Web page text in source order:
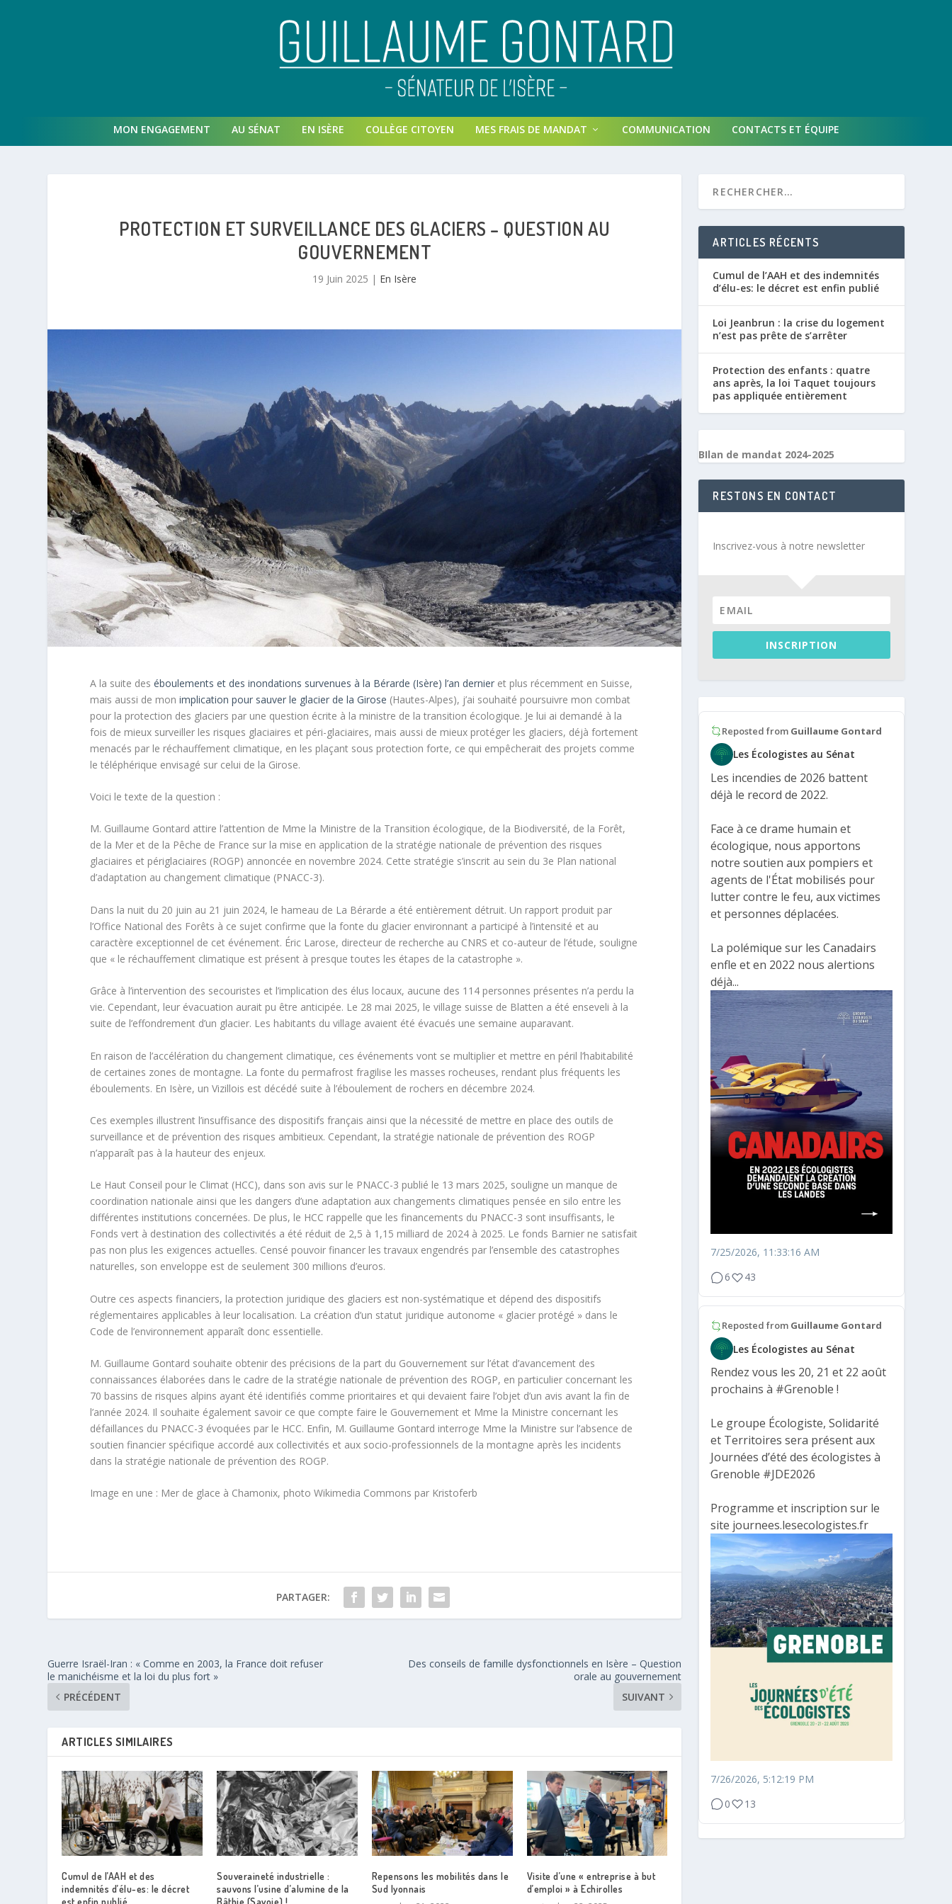
MON ENGAGEMENT AU SÉNAT EN ISÈRE COLLÈGE CITOYEN MES FRAIS DE MANDAT COMMUNICATION CONTACTS ET ÉQUIPE
PROTECTION ET SURVEILLANCE DES GLACIERS – QUESTION AU
GOUVERNEMENT
19 Juin 2025 | En Isère
A la suite deséboulements et des inondations survenues à la Bérarde (Isère) l’an dernier et plus récemment en Suisse,
mais aussi de monimplication pour sauver le glacier de la Girose (Hautes-Alpes), j’ai souhaité poursuivre mon combat
pour la protection des glaciers par une question écrite à la ministre de la transition écologique. Je lui ai demandé à la
fois de mieux surveiller les risques glaciaires et péri-glaciaires, mais aussi de mieux protéger les glaciers, déjà fortement
menacés par le réchauffement climatique, en les plaçant sous protection forte, ce qui empêcherait des projets comme
le téléphérique envisagé sur celui de la Girose.
Voici le texte de la question :
M. Guillaume Gontard attire l’attention de Mme la Ministre de la Transition écologique, de la Biodiversité, de la Forêt,
de la Mer et de la Pêche de France sur la mise en application de la stratégie nationale de prévention des risques
glaciaires et périglaciaires (ROGP) annoncée en novembre 2024. Cette stratégie s’inscrit au sein du 3e Plan national
d’adaptation au changement climatique (PNACC-3).
Dans la nuit du 20 juin au 21 juin 2024, le hameau de La Bérarde a été entièrement détruit. Un rapport produit par
l’Office National des Forêts à ce sujet confirme que la fonte du glacier environnant a participé à l’intensité et au
caractère exceptionnel de cet événement. Éric Larose, directeur de recherche au CNRS et co-auteur de l’étude, souligne
que « le réchauffement climatique est présent à presque toutes les étapes de la catastrophe ».
Grâce à l’intervention des secouristes et l’implication des élus locaux, aucune des 114 personnes présentes n’a perdu la
vie. Cependant, leur évacuation aurait pu être anticipée. Le 28 mai 2025, le village suisse de Blatten a été enseveli à la
suite de l’effondrement d’un glacier. Les habitants du village avaient été évacués une semaine auparavant.
En raison de l’accélération du changement climatique, ces événements vont se multiplier et mettre en péril l’habitabilité
de certaines zones de montagne. La fonte du permafrost fragilise les masses rocheuses, rendant plus fréquents les
éboulements. En Isère, un Vizillois est décédé suite à l’éboulement de rochers en décembre 2024.
Ces exemples illustrent l’insuffisance des dispositifs français ainsi que la nécessité de mettre en place des outils de
surveillance et de prévention des risques ambitieux. Cependant, la stratégie nationale de prévention des ROGP
n’apparaît pas à la hauteur des enjeux.
Le Haut Conseil pour le Climat (HCC), dans son avis sur le PNACC-3 publié le 13 mars 2025, souligne un manque de
coordination nationale ainsi que les dangers d’une adaptation aux changements climatiques pensée en silo entre les
différentes institutions concernées. De plus, le HCC rappelle que les financements du PNACC-3 sont insuffisants, le
Fonds vert à destination des collectivités a été réduit de 2,5 à 1,15 milliard de 2024 à 2025. Le fonds Barnier ne satisfait
pas non plus les exigences actuelles. Censé pouvoir financer les travaux engendrés par l’ensemble des catastrophes
naturelles, son enveloppe est de seulement 300 millions d’euros.
Outre ces aspects financiers, la protection juridique des glaciers est non-systématique et dépend des dispositifs
réglementaires applicables à leur localisation. La création d’un statut juridique autonome « glacier protégé » dans le
Code de l’environnement apparaît donc essentielle.
M. Guillaume Gontard souhaite obtenir des précisions de la part du Gouvernement sur l’état d’avancement des
connaissances élaborées dans le cadre de la stratégie nationale de prévention des ROGP, en particulier concernant les
70 bassins de risques alpins ayant été identifiés comme prioritaires et qui devaient faire l’objet d’un avis avant la fin de
l’année 2024. Il souhaite également savoir ce que compte faire le Gouvernement et Mme la Ministre concernant les
défaillances du PNACC-3 évoquées par le HCC. Enfin, M. Guillaume Gontard interroge Mme la Ministre sur l’absence de
soutien financier spécifique accordé aux collectivités et aux socio-professionnels de la montagne après les incidents
dans la stratégie nationale de prévention des ROGP.
Image en une : Mer de glace à Chamonix, photo Wikimedia Commons par Kristoferb
PARTAGER:
Guerre Israël-Iran : « Comme en 2003, la France doit refuser
le manichéisme et la loi du plus fort »
PRÉCÉDENT
Des conseils de famille dysfonctionnels en Isère – Question
orale au gouvernement
SUIVANT
ARTICLES SIMILAIRES
Cumul de l’AAH et des
indemnités d’élu-es: le décret
est enfin publié
Souveraineté industrielle :
sauvons l’usine d’alumine de la
Bâthie (Savoie) !
Repensons les mobilités dans le
Sud lyonnais
Visite d’une « entreprise à but
d’emploi » à Echirolles
ARTICLES RÉCENTS
Cumul de l’AAH et des indemnités
d’élu-es: le décret est enfin publié
Loi Jeanbrun : la crise du logement
n’est pas prête de s’arrêter
Protection des enfants : quatre
ans après, la loi Taquet toujours
pas appliquée entièrement
BIlan de mandat 2024-2025
RESTONS EN CONTACT
Inscrivez-vous à notre newsletter
INSCRIPTION
Reposted from Guillaume Gontard
Les Écologistes au Sénat
Les incendies de 2026 battent
déjà le record de 2022.
Face à ce drame humain et
écologique, nous apportons
notre soutien aux pompiers et
agents de l'État mobilisés pour
lutter contre le feu, aux victimes
et personnes déplacées.
La polémique sur les Canadairs
enfle et en 2022 nous alertions
déjà...
7/25/2026, 11:33:16 AM
6
43
Reposted from Guillaume Gontard
Les Écologistes au Sénat
Rendez vous les 20, 21 et 22 août
prochains à #Grenoble !
Le groupe Écologiste, Solidarité
et Territoires sera présent aux
Journées d’été des écologistes à
Grenoble #JDE2026
Programme et inscription sur le
site journees.lesecologistes.fr
7/26/2026, 5:12:19 PM
0
13